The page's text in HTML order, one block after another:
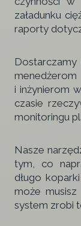
załadunku
raporty
i inżynierom
czasie
monitoringu
Nasze
tym, co
długo
może
system zrobi